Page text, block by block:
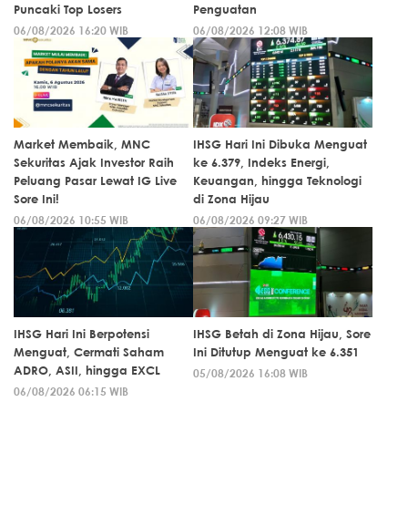
Puncaki Top Losers
06/08/2026 16:20 WIB
Penguatan
06/08/2026 12:08 WIB
Market Membaik, MNC
Sekuritas Ajak Investor Raih
Peluang Pasar Lewat IG Live
Sore Ini!
06/08/2026 10:55 WIB
IHSG Hari Ini Dibuka Menguat
ke 6.379, Indeks Energi,
Keuangan, hingga Teknologi
di Zona Hijau
06/08/2026 09:27 WIB
IHSG Hari Ini Berpotensi
Menguat, Cermati Saham
ADRO, ASII, hingga EXCL
06/08/2026 06:15 WIB
IHSG Betah di Zona Hijau, Sore
Ini Ditutup Menguat ke 6.351
05/08/2026 16:08 WIB